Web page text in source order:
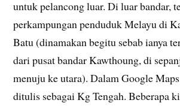
untuk pelancong luar. Di luar bandar,
perkampungan penduduk Melayu di
Batu (dinamakan begitu sebab ianya
dari pusat bandar Kawthoung, di
menuju ke utara). Dalam Google
ditulis sebagai Kg Tengah. Beberapa